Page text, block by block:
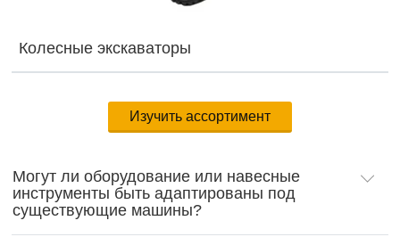
Колесные экскаваторы
Изучить ассортимент
Могут ли оборудование или навесные
инструменты быть адаптированы под
существующие машины?